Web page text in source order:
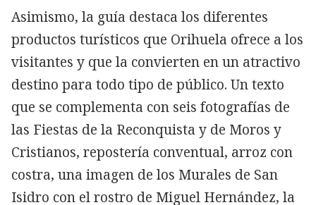
Asimismo, la guía destaca los diferentes
productos turísticos que Orihuela ofrece a los
visitantes y que la convierten en un atractivo
destino para todo tipo de público. Un texto
que se complementa con seis fotografías de
las Fiestas de la Reconquista y de Moros y
Cristianos, repostería conventual, arroz con
costra, una imagen de los Murales de San
Isidro con el rostro de Miguel Hernández, la